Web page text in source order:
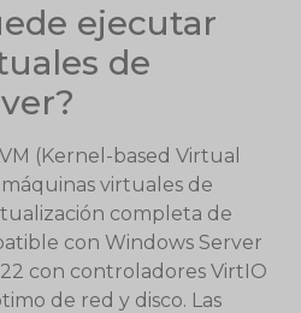
ejecutar
de
(Kernel-based Virtual
virtuales de
completa de
con Windows Server
con controladores VirtIO
de red y disco. Las